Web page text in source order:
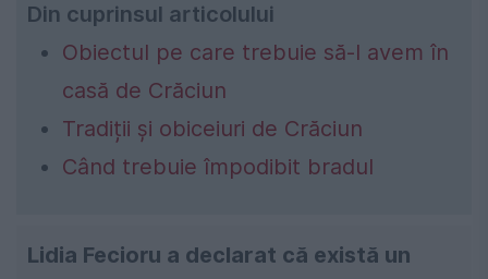
Din cuprinsul articolului
Obiectul pe care trebuie să-l avem în
casă de Crăciun
Tradiții și obiceiuri de Crăciun
Când trebuie împodibit bradul
Lidia Fecioru a declarat că există un